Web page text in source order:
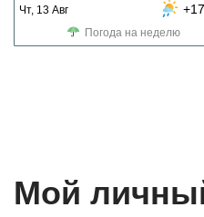
Чт, 13 Авг
Погода на неделю
Мой